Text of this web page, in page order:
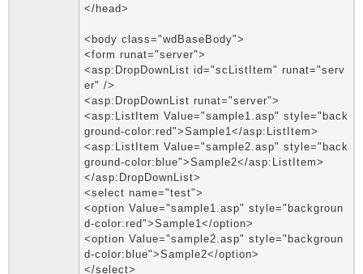
</head>
<body class="wdBaseBody">
<form runat="server">
<asp:DropDownList id="scListItem" runat="serv
er" />
<asp:DropDownList runat="server">
<asp:ListItem Value="sample1.asp" style="back
ground-color:red">Sample1</asp:ListItem>
<asp:ListItem Value="sample2.asp" style="back
ground-color:blue">Sample2</asp:ListItem>
</asp:DropDownList>
<select name="test">
<option Value="sample1.asp" style="backgroun
d-color:red">Sample1</option>
<option Value="sample2.asp" style="backgroun
d-color:blue">Sample2</option>
</select>